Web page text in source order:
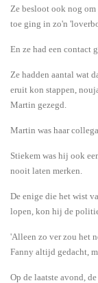
Ze besloot ook nog
toe ging in zo'n
En ze had een contact
Ze hadden aantal wat
eruit kon stappen,
Martin gezegd.
Martin was haar
Stiekem was hij ook
nooit laten merken.
De enige die het wist
lopen, kon hij de
'Alleen zo ver zou het
Fanny altijd gedacht,
Op de laatste avond,